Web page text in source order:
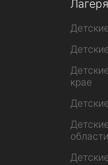
крае
области